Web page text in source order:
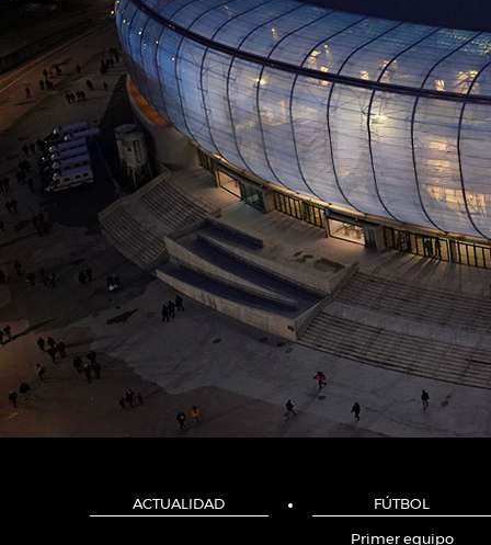
ACTUALIDAD FÚTBOL
Primer equipo